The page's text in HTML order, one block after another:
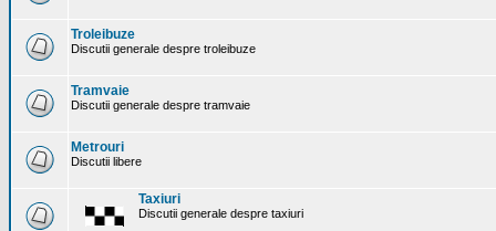
Troleibuze
Discutii generale despre troleibuze
Tramvaie
Discutii generale despre tramvaie
Metrouri
Discutii libere
Taxiuri
Discutii generale despre taxiuri